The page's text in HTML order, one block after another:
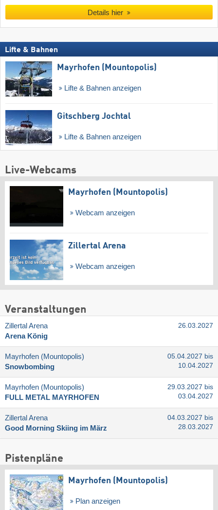
Details hier
Lifte & Bahnen
Mayrhofen (Mountopolis)
Lifte & Bahnen anzeigen
Gitschberg Jochtal
Lifte & Bahnen anzeigen
Live-Webcams
Mayrhofen (Mountopolis)
Webcam anzeigen
Zillertal Arena
Webcam anzeigen
Veranstaltungen
Zillertal Arena
Arena König
26.03.2027
Mayrhofen (Mountopolis)
Snowbombing
05.04.2027 bis
10.04.2027
Mayrhofen (Mountopolis)
FULL METAL MAYRHOFEN
29.03.2027 bis
03.04.2027
Zillertal Arena
Good Morning Skiing im März
04.03.2027 bis
28.03.2027
Pistenpläne
Mayrhofen (Mountopolis)
Plan anzeigen